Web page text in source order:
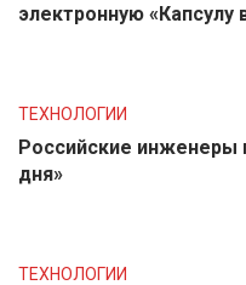
электронную «Капсулу
ТЕХНОЛОГИИ
Российские инженеры
дня»
ТЕХНОЛОГИИ